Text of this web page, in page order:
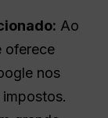
Ao
oferece
nos
impostos.